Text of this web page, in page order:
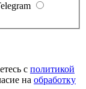
с политикой
на обработку